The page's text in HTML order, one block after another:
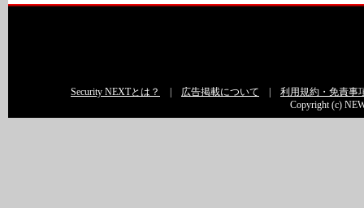
Security NEXTとは？ 広告掲載について
利用規約・免責事
Copyright (c)